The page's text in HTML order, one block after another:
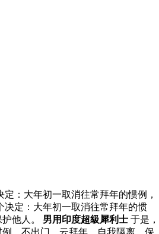
：大年初一取消往常拜年的惯例，
决定：大年初一取消往常拜年的惯
他人。 男用印度超級犀利士 于是，
，不出门、云拜年，自我隔离、保